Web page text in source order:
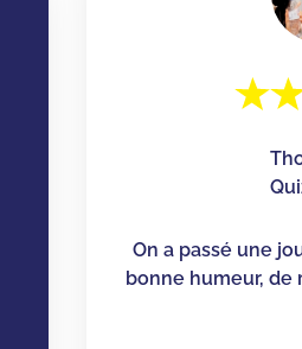
On a passé une
bonne humeur,